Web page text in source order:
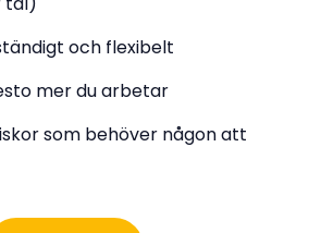
och flexibelt
mer du arbetar
som behöver någon att